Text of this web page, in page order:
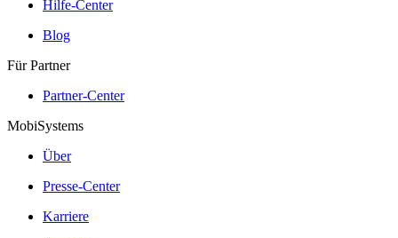
Hilfe-Center
Blog
Für Partner
Partner-Center
MobiSystems
Über
Presse-Center
Karriere